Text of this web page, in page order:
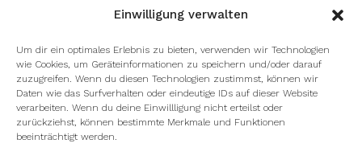
Einwilligung verwalten
Um dir ein optimales Erlebnis zu bieten, verwenden wir Technologien
wie Cookies, um Geräteinformationen zu speichern und/oder darauf
zuzugreifen. Wenn du diesen Technologien zustimmst, können wir
Daten wie das Surfverhalten oder eindeutige IDs auf dieser Website
verarbeiten. Wenn du deine Einwillligung nicht erteilst oder
zurückziehst, können bestimmte Merkmale und Funktionen
beeinträchtigt werden.
facebook youtube instagram spotify twitch